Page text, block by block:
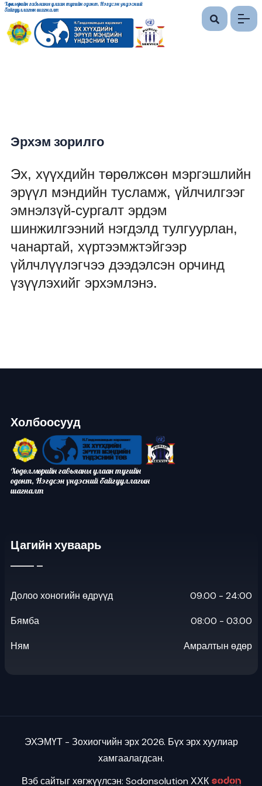
Хөдөлмөрийн гавьяаны улаан тугийн одонт, Нэгдсэн үндэсний
байгууллагын шагналт
Эрхэм зорилго
Эх, хүүхдийн төрөлжсөн мэргэшлийн
эрүүл мэндийн тусламж, үйлчилгээг
эмнэлзүй-сургалт эрдэм
шинжилгээний нэгдэлд тулгуурлан,
чанартай, хүртээмжтэйгээр
үйлчлүүлэгчээ дээдэлсэн орчинд
үзүүлэхийг эрхэмлэнэ.
Холбоосууд
Хөдөлмөрийн гавьяаны улаан тугийн
одонт, Нэгдсэн үндэсний байгууллагын
шагналт
Цагийн хуваарь
Долоо хоногийн өдрүүд 09.00 - 24:00
Бямба 08:00 - 03.00
Ням Амралтын өдөр
ЭХЭМҮТ - Зохиогчийн эрх 2026. Бүх эрх хуулиар
хамгаалагдсан.
Вэб сайтыг хөгжүүлсэн: Sodonsolution ХХК